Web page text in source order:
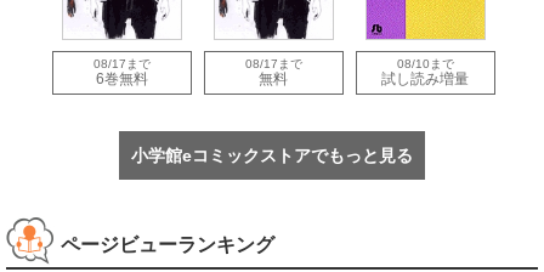
08/17まで
6巻無料
08/17まで
無料
08/10まで
試し読み増量
小学館eコミックストアでもっと見る
ページビューランキング